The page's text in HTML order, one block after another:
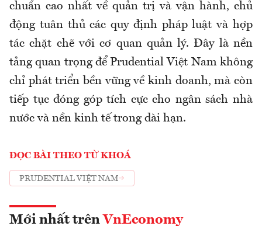
chuẩn cao nhất về quản trị và vận hành, chủ
động tuân thủ các quy định pháp luật và hợp
tác chặt chẽ với cơ quan quản lý. Đây là nền
tảng quan trọng để Prudential Việt Nam không
chỉ phát triển bền vững về kinh doanh, mà còn
tiếp tục đóng góp tích cực cho ngân sách nhà
nước và nền kinh tế trong dài hạn.
ĐỌC BÀI THEO TỪ KHOÁ
PRUDENTIAL VIỆT NAM
Mới nhất trên VnEconomy